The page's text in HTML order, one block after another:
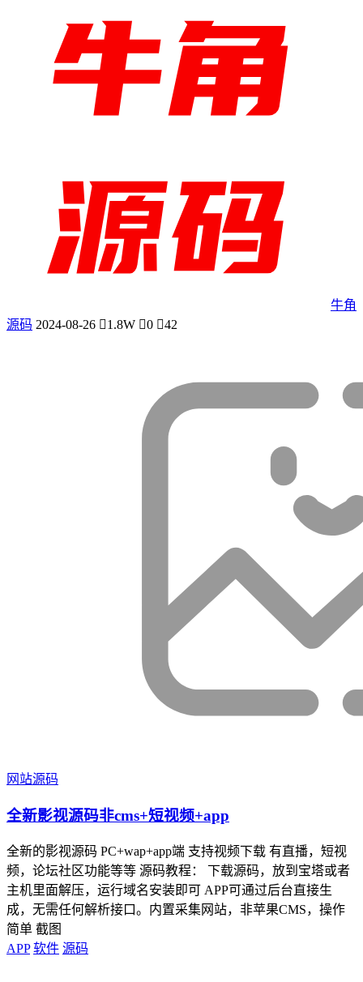
牛角
源码 2024-08-26 1.8W 0 42
网站源码
全新影视源码非cms+短视频+app
全新的影视源码 PC+wap+app端 支持视频下载 有直播，短视
频，论坛社区功能等等 源码教程： 下载源码，放到宝塔或者
主机里面解压，运行域名安装即可 APP可通过后台直接生
成，无需任何解析接口。内置采集网站，非苹果CMS，操作
简单 截图
APP 软件 源码